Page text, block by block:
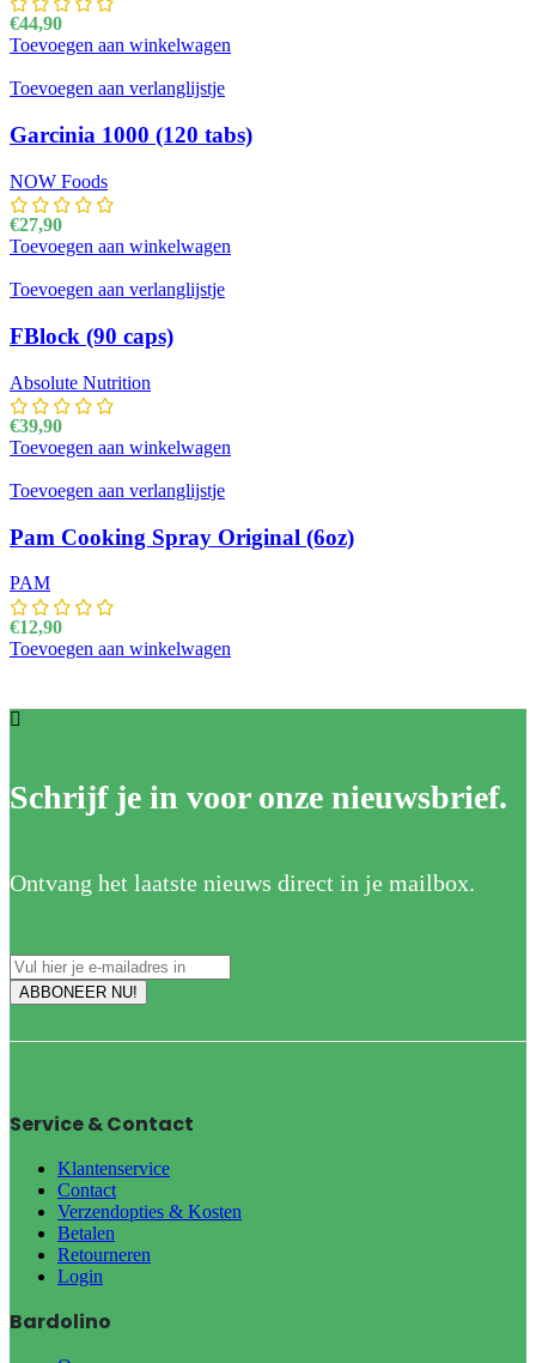
€44,90
Toevoegen aan winkelwagen
Toevoegen aan verlanglijstje
Garcinia 1000 (120 tabs)
NOW Foods
€27,90
Toevoegen aan winkelwagen
Toevoegen aan verlanglijstje
FBlock (90 caps)
Absolute Nutrition
€39,90
Toevoegen aan winkelwagen
Toevoegen aan verlanglijstje
Pam Cooking Spray Original (6oz)
PAM
€12,90
Toevoegen aan winkelwagen
Schrijf je in voor onze nieuwsbrief.
Ontvang het laatste nieuws direct in je mailbox.
Service & Contact
Klantenservice
Contact
Verzendopties & Kosten
Betalen
Retourneren
Login
Bardolino